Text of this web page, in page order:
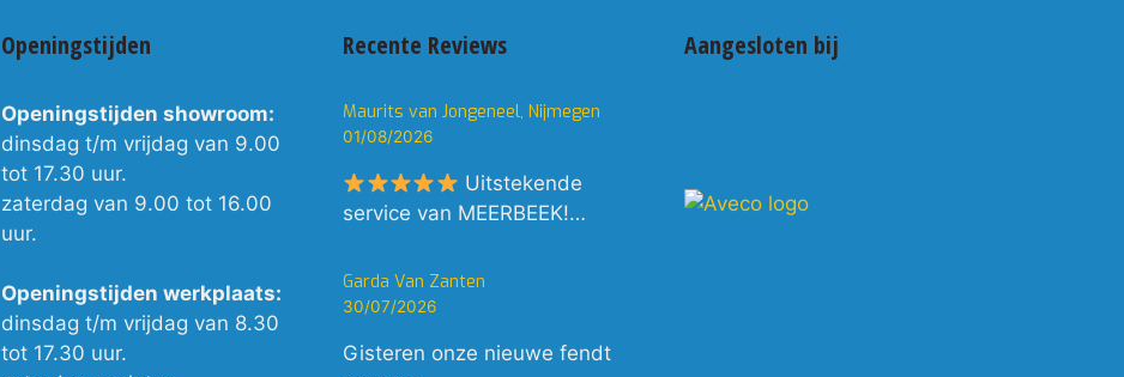
Openingstijden
Openingstijden showroom:
dinsdag t/m vrijdag van 9.00
tot 17.30 uur.
zaterdag van 9.00 tot 16.00
uur.
Openingstijden werkplaats:
dinsdag t/m vrijdag van 8.30
tot 17.30 uur.
Recente Reviews
Maurits van Jongeneel, Nijmegen
01/08/2026
Uitstekende
service van MEERBEEK!…
Garda Van Zanten
30/07/2026
Gisteren onze nieuwe fendt
Aangesloten bij